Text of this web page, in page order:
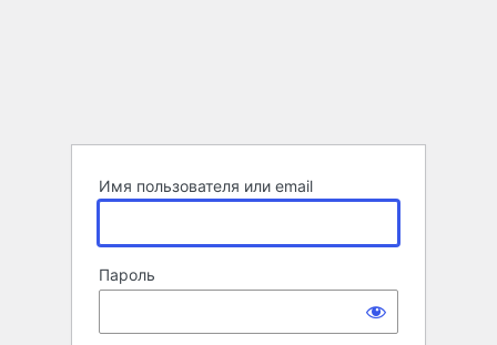
Имя пользователя или email
Пароль